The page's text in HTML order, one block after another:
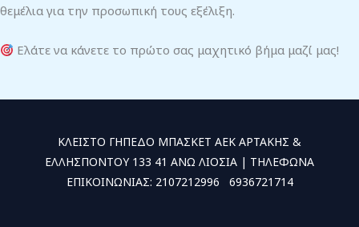
θεμέλια για την προσωπική τους εξέλιξη.
Ελάτε να κάνετε το πρώτο σας μαχητικό βήμα μαζί μας!
ΚΛΕΙΣΤΟ ΓΗΠΕΔΟ ΜΠΑΣΚΕΤ ΑΕΚ ΑΡΤΑΚΗΣ &
ΕΛΛΗΣΠΟΝΤΟΥ 133 41 ΑΝΩ ΛΙΟΣΙΑ | ΤΗΛΕΦΩΝΑ
ΕΠΙΚΟΙΝΩΝΙΑΣ: 2107212996 6936721714